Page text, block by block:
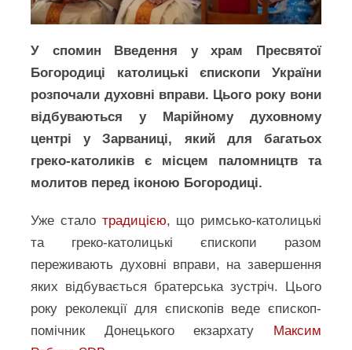
У спомин Введення у храм Пресвятої
Богородиці католицькі єпископи України
розпочали духовні вправи. Цього року вони
відбуваються у Марійному духовному
центрі у Зарваниці, який для багатьох
греко-католиків є місцем паломництв та
молитов перед іконою Богородиці.
Уже стало традицією, що римсько-католицькі
та греко-католицькі єпископи разом
переживають духовні вправи, на завершення
яких відбувається братерська зустріч. Цього
року реколекції для єпископів веде єпископ-
помічник Донецького екзархату Максим